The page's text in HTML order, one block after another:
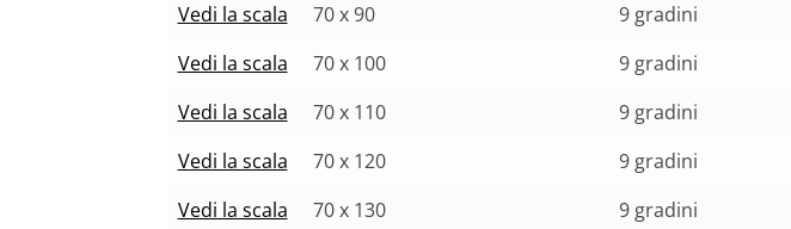
Vedi la scala
70 x 90 9 gradini
Vedi la scala
70 x 100 9 gradini
Vedi la scala
70 x 110 9 gradini
Vedi la scala
70 x 120 9 gradini
Vedi la scala
70 x 130 9 gradini